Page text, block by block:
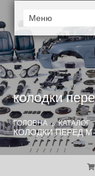
колодки
ГОЛОВНА КАТАЛОГ
КОЛОДКИ ПЕРЕД